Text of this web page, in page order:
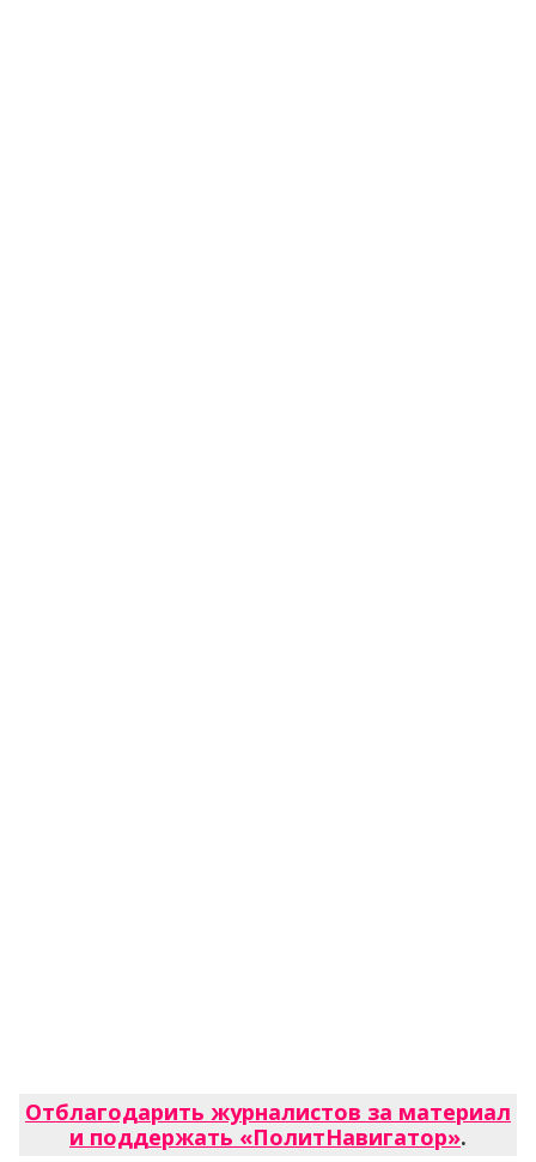
Отблагодарить журналистов за материал
и поддержать «ПолитНавигатор».